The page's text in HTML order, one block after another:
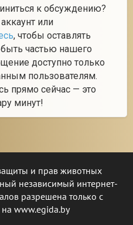
к обсуждению?
или
, чтобы оставлять
частью нашего
доступно только
пользователям.
прямо сейчас — это
минут!
и прав животных
независимый интернет-
разрешена только с
www.egida.by